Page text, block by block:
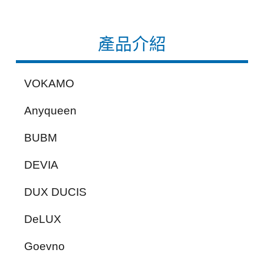
產品介紹
VOKAMO
Anyqueen
BUBM
DEVIA
DUX DUCIS
DeLUX
Goevno